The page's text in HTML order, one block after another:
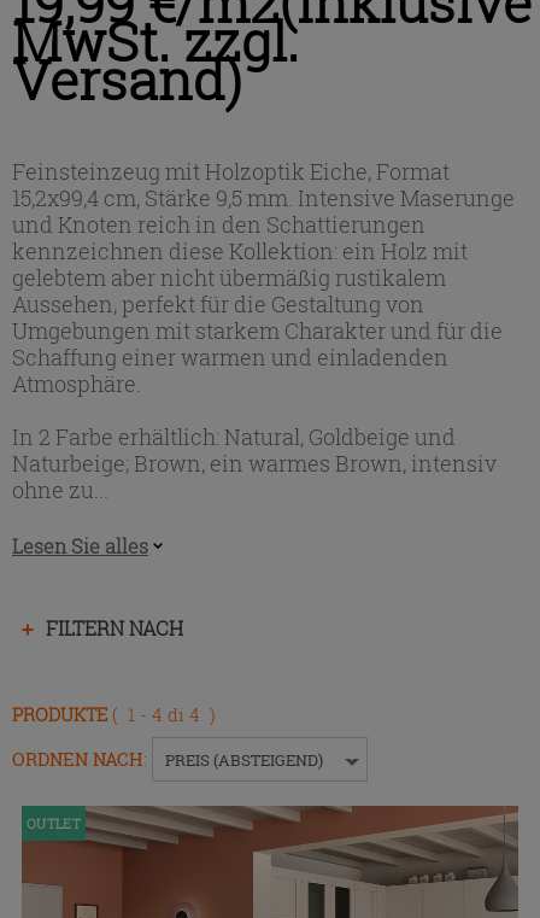
MwSt. zzgl.
Versand)
Feinsteinzeug mit Holzoptik Eiche, Format
15,2x99,4 cm, Stärke 9,5 mm. Intensive Maserunge
und Knoten reich in den Schattierungen
kennzeichnen diese Kollektion: ein Holz mit
gelebtem aber nicht übermäßig rustikalem
Aussehen, perfekt für die Gestaltung von
Umgebungen mit starkem Charakter und für die
Schaffung einer warmen und einladenden
Atmosphäre.
In 2 Farbe erhältlich: Natural, Goldbeige und
Naturbeige; Brown, ein warmes Brown, intensiv
ohne zu...
Lesen Sie alles
FILTERN NACH
Drücken
um
das
ein-
bzw.
PRODUKTE ( 1 - 4 di 4 )
ORDNEN NACH: PREIS (ABSTEIGEND)
OUTLET